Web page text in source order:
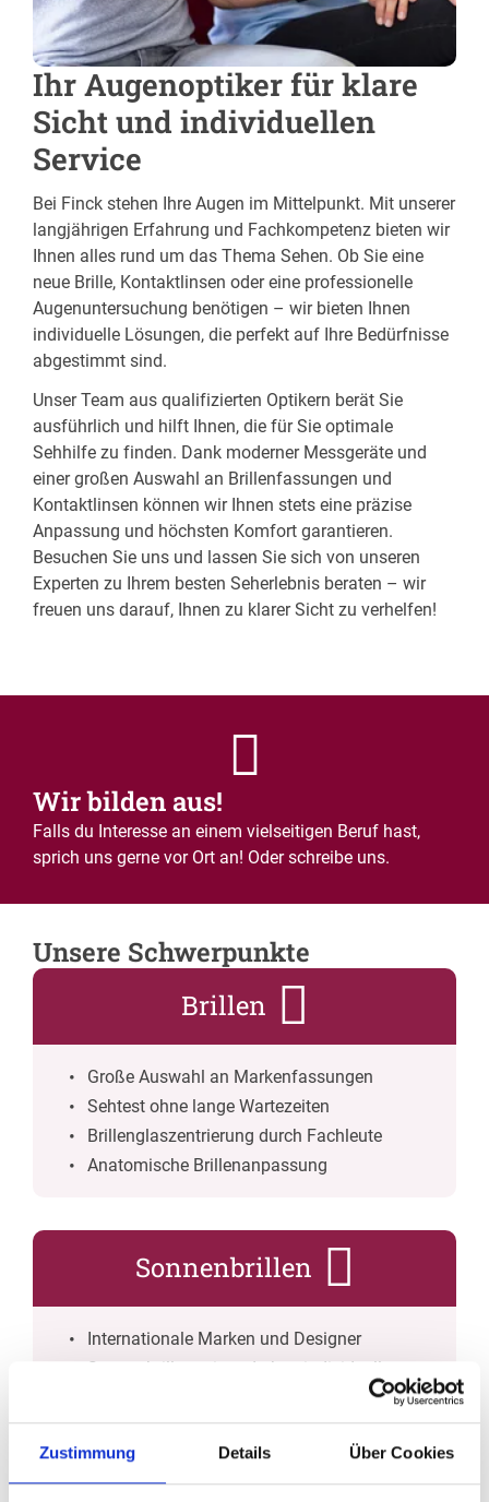
Zustimmung Details Über Cookies
Ihr Augenoptiker für klare
Sicht und individuellen
Service
Bei Finck stehen Ihre Augen im Mittelpunkt. Mit unserer
langjährigen Erfahrung und Fachkompetenz bieten wir
Ihnen alles rund um das Thema Sehen. Ob Sie eine
neue Brille, Kontaktlinsen oder eine professionelle
Augenuntersuchung benötigen – wir bieten Ihnen
individuelle Lösungen, die perfekt auf Ihre Bedürfnisse
abgestimmt sind.
Unser Team aus qualifizierten Optikern berät Sie
ausführlich und hilft Ihnen, die für Sie optimale
Sehhilfe zu finden. Dank moderner Messgeräte und
einer großen Auswahl an Brillenfassungen und
Kontaktlinsen können wir Ihnen stets eine präzise
Anpassung und höchsten Komfort garantieren.
Besuchen Sie uns und lassen Sie sich von unseren
Experten zu Ihrem besten Seherlebnis beraten – wir
freuen uns darauf, Ihnen zu klarer Sicht zu verhelfen!
Wir bilden aus!
Falls du Interesse an einem vielseitigen Beruf hast,
sprich uns gerne vor Ort an! Oder schreibe uns.
Unsere Schwerpunkte
Brillen
Große Auswahl an Markenfassungen
Sehtest ohne lange Wartezeiten
Brillenglaszentrierung durch Fachleute
Anatomische Brillenanpassung
Sonnenbrillen
Internationale Marken und Designer
Sonnenbrillen mit und ohne individueller
Umfassender UV-Schutz